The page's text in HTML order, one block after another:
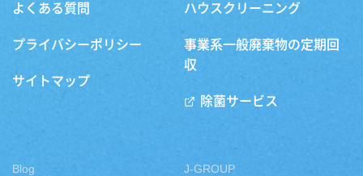
よくある質問
プライバシーポリシー
サイトマップ
ハウスクリーニング
事業系一般廃棄物の定期回
収
除菌サービス
Blog J-GROUP